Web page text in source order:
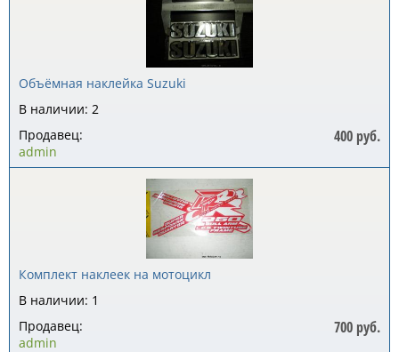
Объёмная наклейка Suzuki
В наличии: 2
400 руб.
Продавец:
admin
Комплект наклеек на мотоцикл
В наличии: 1
700 руб.
Продавец:
admin